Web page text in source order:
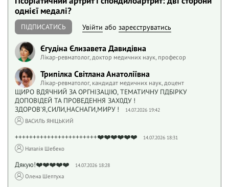
однієї медалі?
ПІДПИСАТИСЬ Увійти або зареєструватись
Єгудіна Єлизавета Давидівна
Лікар-ревматолог, доктор медичних наук, професор
Трипілка Світлана Анатоліївна
Лікар-ревматолог, кандидат медичних наук, доцент
ЩИРО ВДЯЧНИЙ ЗА ОРГНІЗАЦІЮ, ТЕМАТИЧНУ ПДБІРКУ
ДОПОВІДЕЙ ТА ПРОВЕДЕННЯ ЗАХ0ДУ !
ЗДОРОВ'Я,СИЛИ,НАСНАГИ,МИРУ !
14.07.2026 19:42
ВАСИЛЬ ЯНІЦЬКИЙ
+++++++++++++++++++++++❤️❤️❤️❤️❤️❤️ 14.07.2026 18:31
Наталія Шебеко
Дякую!❤️❤️❤️❤️❤️ 14.07.2026 18:28
Олена Шептуха